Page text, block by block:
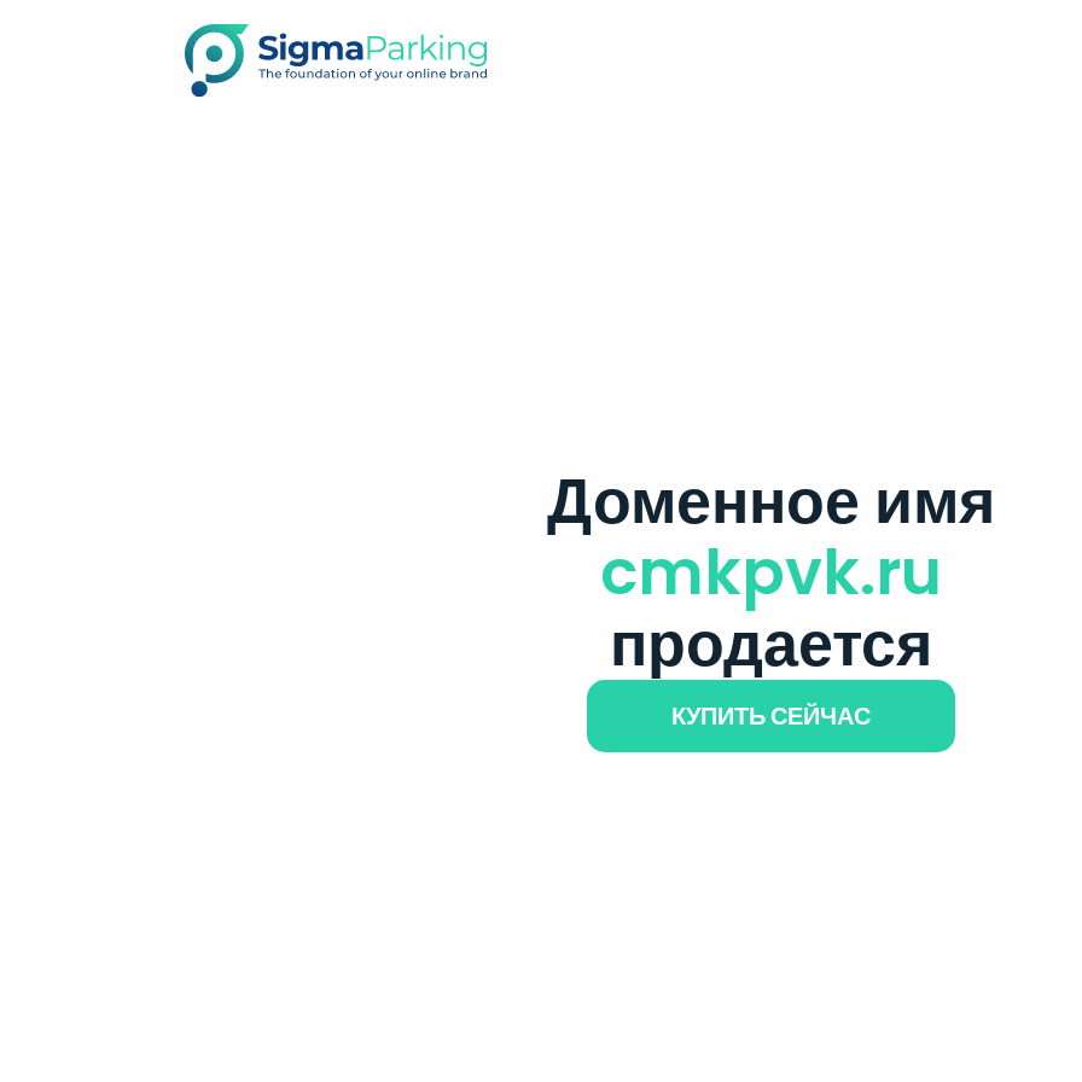
Доменное имя
cmkpvk.ru
продается
КУПИТЬ СЕЙЧАС